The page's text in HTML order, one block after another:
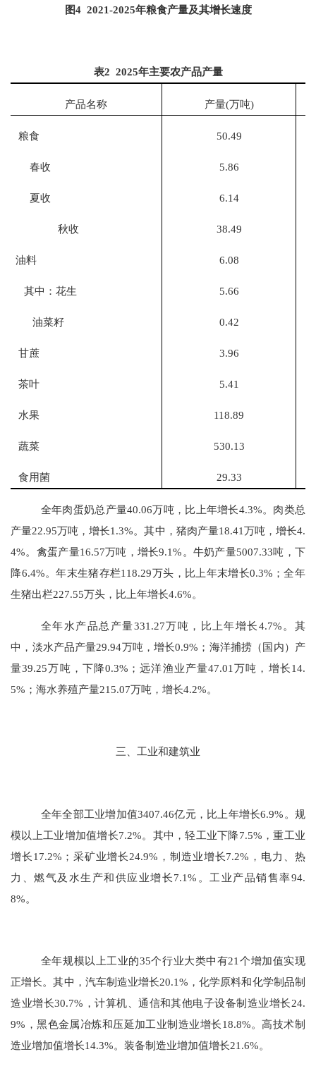
图4 2021-2025年粮食产量及其增长速度
表2 2025年主要农产品产量
产品名称 产量(万吨)
粮食 50.49
春收 5.86
夏收 6.14
秋收 38.49
油料 6.08
其中：花生 5.66
油菜籽 0.42
甘蔗 3.96
茶叶 5.41
水果 118.89
蔬菜 530.13
食用菌 29.33
全年肉蛋奶总产量40.06万吨，比上年增长4.3%。肉类总
产量22.95万吨，增长1.3%。其中，猪肉产量18.41万吨，增长4.
4%。禽蛋产量16.57万吨，增长9.1%。牛奶产量5007.33吨，下
降6.4%。年末生猪存栏118.29万头，比上年末增长0.3%；全年
生猪出栏227.55万头，比上年增长4.6%。
全年水产品总产量331.27万吨，比上年增长4.7%。其
中，淡水产品产量29.94万吨，增长0.9%；海洋捕捞（国内）产
量39.25万吨，下降0.3%；远洋渔业产量47.01 万吨，增长14.
5%；海水养殖产量215.07万吨，增长4.2%。
三、工业和建筑业
全年全部工业增加值3407.46亿元， 比上年增长6.9%。规
模以上工业增加值增长7.2%。其中，轻工业下降7.5%，重工业
增长17.2%；采矿业增长24.9%，制造业增长7.2%，电力、热
力、燃气及水生产和供应业增长7.1%。工业产品销售率94.
8%。
全年规模以上工业的35个行业大类中有21 个增加值实现
正增长。其中，汽车制造业增长20.1%，化学原料和化学制品制
造业增长30.7%，计算机、通信和其他电子设备制造业增长24.
9%，黑色金属冶炼和压延加工业制造业增长18.8%。高技术制
造业增加值增长14.3%。装备制造业增加值增长21.6%。